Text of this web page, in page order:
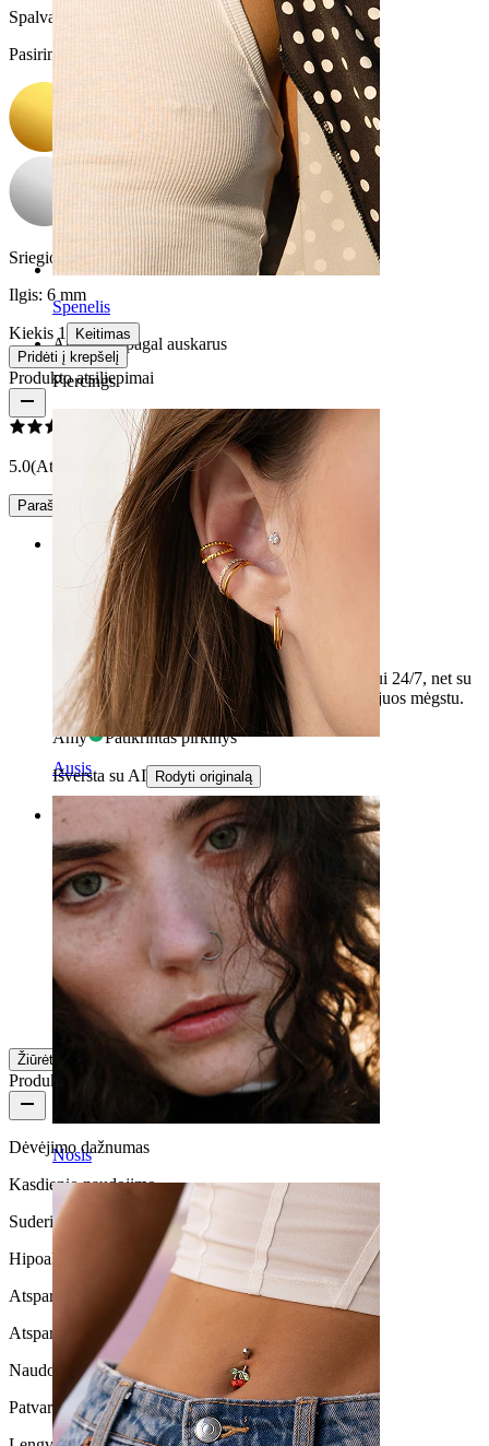
Spenelis
Apsipirkti pagal auskarus
Piercings
Ausis
Nosis
Spalva
Pasirinkite Spalva
Sriegio storis: 1,2 mm
Ilgis: 6 mm
Kiekis 1
Keitimas
Pridėti į krepšelį
Produkto atsiliepimai
5.0(Atsiliepimų: 2)
Parašyti įvertinimą
Puikiai ⚡
Mėgstu juos, lengva dėvėti, labai patogūs miegui 24/7, net su
super jautriomis ausimis. Blizgūs ir paprasti, aš juos mėgstu.
Amy Patikrintas pirkinys
Išversta su AI Rodyti originalą
Rating
Tobulas
Būtent kaip nuotraukoje, puiki kokybė!
Anna Patikrintas pirkinys
Išversta su AI Rodyti originalą
Žiūrėti daugiau
Produkto kokybė
Dėvėjimo dažnumas
Kasdienio naudojimo
Suderinamumas su oda
Hipoalerginis
Atsparus vandeniui
Atsparus vandeniui
Naudojimo trukmė
Patvarus